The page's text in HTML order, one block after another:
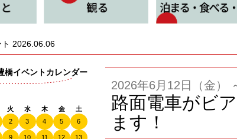
ト 2026.06.06
2026年6月12日（金）
路面電車がビ
ます！
橋イベントカレンダー
火 水 木 金
土
2 3 4 5 6
9 10 11 12 13